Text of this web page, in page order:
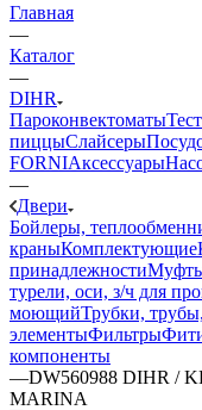
Главная
—
Каталог
—
DIHR
Пароконвектоматы
пиццыСлайсеры
FORNIАксессуары
—
Двери
Бойлеры,
краныКомплектующие
принадлежности
турели, оси, з/ч для
моющийТрубки,
элементыФильтры
компоненты
—DW560988 DIHR /
MARINA